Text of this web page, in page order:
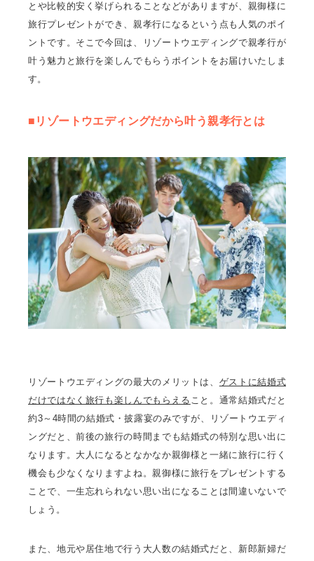
とや比較的安く挙げられることなどがありますが、親御様に
旅行プレゼントができ、親孝行になるという点も人気のポイ
ントです。そこで今回は、リゾートウエディングで親孝行が
叶う魅力と旅行を楽しんでもらうポイントをお届けいたしま
す。
■リゾートウエディングだから叶う親孝行とは
リゾートウエディングの最大のメリットは、 ゲストに結婚式
だけではなく旅行も楽しんでもらえる こと。通常結婚式だと
約3～4時間の結婚式・披露宴のみですが、リゾートウエディ
ングだと、前後の旅行の時間までも結婚式の特別な思い出に
なります。大人になるとなかなか親御様と一緒に旅行に行く
機会も少なくなりますよね。親御様に旅行をプレゼントする
ことで、一生忘れられない思い出になることは間違いないで
しょう。
また、地元や居住地で行う大人数の結婚式だと、新郎新婦だ